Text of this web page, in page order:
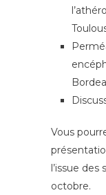
Vous
l’issue
octobre.